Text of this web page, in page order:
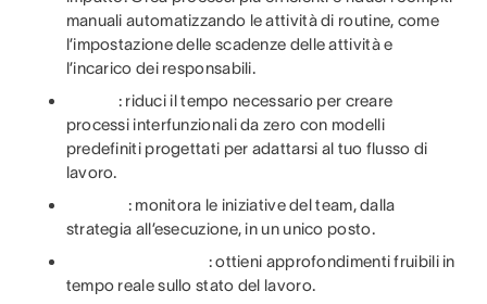
manuali automatizzando le attività di routine, come
l’impostazione delle scadenze delle attività e
l’incarico dei responsabili.
: riduci il tempo necessario per creare
processi interfunzionali da zero con modelli
predefiniti progettati per adattarsi al tuo flusso di
lavoro.
: monitora le iniziative del team, dalla
strategia all’esecuzione, in un unico posto.
: ottieni approfondimenti fruibili in
tempo reale sullo stato del lavoro.